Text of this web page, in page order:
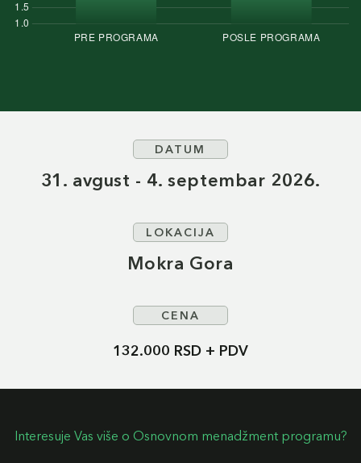
DATUM
31. avgust - 4. septembar 2026.
LOKACIJA
Mokra Gora
CENA
132.000 RSD + PDV
Interesuje Vas više o Osnovnom menadžment programu?